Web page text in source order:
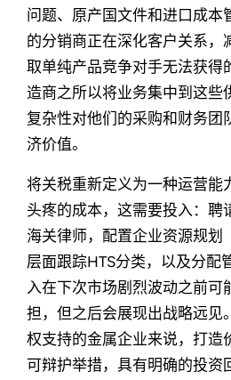
问题、原产国文件和进口成本
的分销商正在深化客户关系，
取单纯产品竞争对手无法获得
造商之所以将业务集中到这些
复杂性对他们的采购和财务团
济价值。
将关税重新定义为一种运营能
头疼的成本，这需要投入：聘
海关律师，配置企业资源规划
层面跟踪HTS分类，以及分
入在下次市场剧烈波动之前可
担，但之后会展现出战略远见
权支持的金属企业来说，打造
可辩护举措，具有明确的投资